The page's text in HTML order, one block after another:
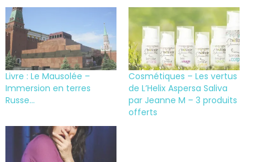
Livre : Le Mausolée –
Immersion en terres
Russe…
Cosmétiques – Les vertus
de L’Helix Aspersa Saliva
par Jeanne M – 3 produits
offerts